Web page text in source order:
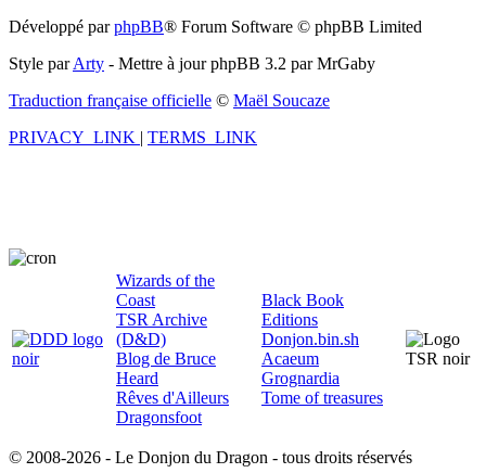
Développé parphpBB® Forum Software © phpBB Limited
Style parArty - Mettre à jour phpBB 3.2 par MrGaby
Traduction française officielle © Maël Soucaze
PRIVACY_LINK | TERMS_LINK
Wizards of the
Coast
TSR Archive
(D&D)
Blog de Bruce
Heard
Rêves d'Ailleurs
Dragonsfoot
Black Book
Editions
Donjon.bin.sh
Acaeum
Grognardia
Tome of treasures
© 2008-2026 - Le Donjon du Dragon - tous droits réservés